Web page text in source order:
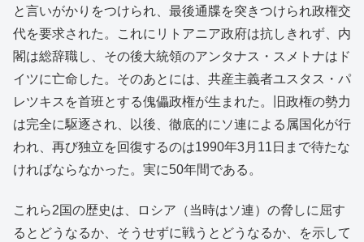
と言いがかりをつけられ、最後通牒を突きつけられ政権交
代を要求された。これにリトアニア政府は抗しきれず、内
閣は総辞職し、その後大統領のアンタナス・スメトナはド
イツに亡命した。そのあとには、共産主義者ユスタス・パ
レツキスを首班とする傀儡政権が生まれた。旧政権の勢力
は完全に駆逐され、以後、徹底的にソ連による属国化が行
われ、再び独立を回復するのは1990年3月11日まで待たな
ければならなかった。実に50年間である。
これら2国の歴史は、ロシア（当時はソ連）の脅しに屈す
るとどうなるか、そうせずに戦うとどうなるか、を示して